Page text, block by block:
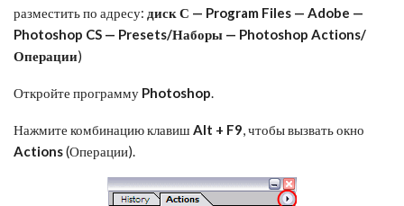
разместить по адресу: диск С — Program Files — Adobe —
Photoshop CS — Presets/Наборы — Photoshop Actions/
Операции)
Откройте программу Photoshop.
Нажмите комбинацию клавиш Alt + F9, чтобы вызвать окно
Actions(Операции).